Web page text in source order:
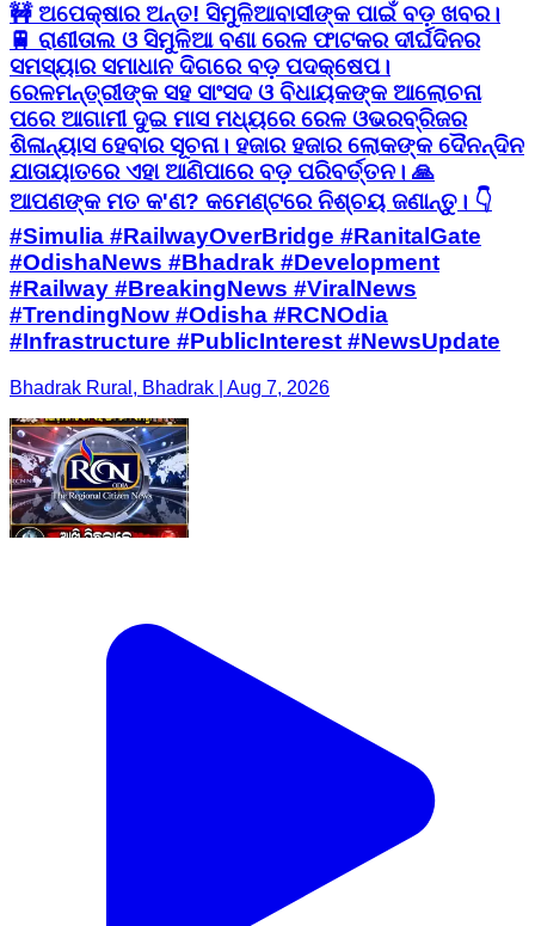
🚧 ଅପେକ୍ଷାର ଅନ୍ତ! ସିମୁଳିଆବାସୀଙ୍କ ପାଇଁ ବଡ଼ ଖବର।
🚆 ରାଣୀତାଲ ଓ ସିମୁଳିଆ ବଣା ରେଳ ଫାଟକର ଦୀର୍ଘଦିନର
ସମସ୍ୟାର ସମାଧାନ ଦିଗରେ ବଡ଼ ପଦକ୍ଷେପ।
ରେଳମନ୍ତ୍ରୀଙ୍କ ସହ ସାଂସଦ ଓ ବିଧାୟକଙ୍କ ଆଲୋଚନା
ପରେ ଆଗାମୀ ଦୁଇ ମାସ ମଧ୍ୟରେ ରେଳ ଓଭରବ୍ରିଜର
ଶିଳାନ୍ୟାସ ହେବାର ସୂଚନା। ହଜାର ହଜାର ଲୋକଙ୍କ ଦୈନନ୍ଦିନ
ଯାତାୟାତରେ ଏହା ଆଣିପାରେ ବଡ଼ ପରିବର୍ତ୍ତନ। 🙏
ଆପଣଙ୍କ ମତ କ'ଣ? କମେଣ୍ଟରେ ନିଶ୍ଚୟ ଜଣାନ୍ତୁ। 👇
#Simulia #RailwayOverBridge #RanitalGate
#OdishaNews #Bhadrak #Development
#Railway #BreakingNews #ViralNews
#TrendingNow #Odisha #RCNOdia
#Infrastructure #PublicInterest #NewsUpdate
Bhadrak Rural, Bhadrak | Aug 7, 2026